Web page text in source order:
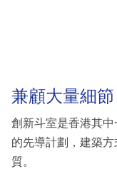
兼顧大量細節
創新斗室是香港其中
的先導計劃，建築
質。